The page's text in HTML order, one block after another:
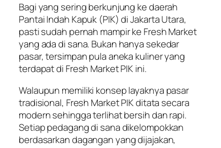
Bagi yang sering berkunjung ke daerah
Pantai Indah Kapuk (PIK) di Jakarta Utara,
pasti sudah pernah mampir ke Fresh Market
yang ada di sana. Bukan hanya sekedar
pasar, tersimpan pula aneka kuliner yang
terdapat di Fresh Market PIK ini.
Walaupun memiliki konsep layaknya pasar
tradisional, Fresh Market PIK ditata secara
modern sehingga terlihat bersih dan rapi.
Setiap pedagang di sana dikelompokkan
berdasarkan dagangan yang dijajakan,